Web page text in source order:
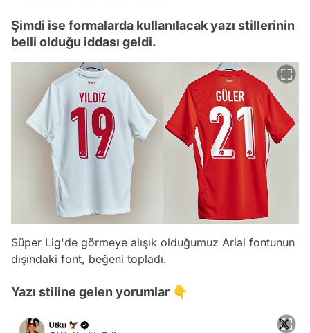
Şimdi ise formalarda kullanılacak yazı stillerinin
belli olduğu iddası geldi.
Süper Lig'de görmeye alışık olduğumuz Arial fontunun
dışındaki font, beğeni topladı.
Yazı stiline gelen yorumlar 👇